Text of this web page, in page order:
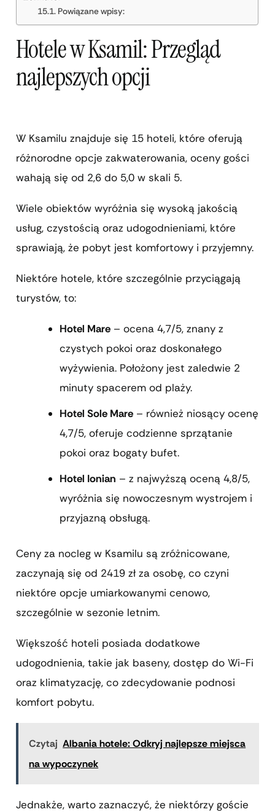
Powiązane wpisy:
Hotele w Ksamil: Przegląd
najlepszych opcji
W Ksamilu znajduje się 15 hoteli, które oferują
różnorodne opcje zakwaterowania, oceny gości
wahają się od 2,6 do 5,0 w skali 5.
Wiele obiektów wyróżnia się wysoką jakością
usług, czystością oraz udogodnieniami, które
sprawiają, że pobyt jest komfortowy i przyjemny.
Niektóre hotele, które szczególnie przyciągają
turystów, to:
Hotel Mare – ocena 4,7/5, znany z
czystych pokoi oraz doskonałego
wyżywienia. Położony jest zaledwie 2
minuty spacerem od plaży.
Hotel Sole Mare – również niosący ocenę
4,7/5, oferuje codzienne sprzątanie
pokoi oraz bogaty bufet.
Hotel Ionian – z najwyższą oceną 4,8/5,
wyróżnia się nowoczesnym wystrojem i
przyjazną obsługą.
Ceny za nocleg w Ksamilu są zróżnicowane,
zaczynają się od 2419 zł za osobę, co czyni
niektóre opcje umiarkowanymi cenowo,
szczególnie w sezonie letnim.
Większość hoteli posiada dodatkowe
udogodnienia, takie jak baseny, dostęp do Wi-Fi
oraz klimatyzację, co zdecydowanie podnosi
komfort pobytu.
Czytaj Albania hotele: Odkryj najlepsze miejsca
na wypoczynek
Jednakże, warto zaznaczyć, że niektórzy goście